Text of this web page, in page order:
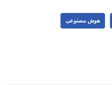
هوش مصنوعی